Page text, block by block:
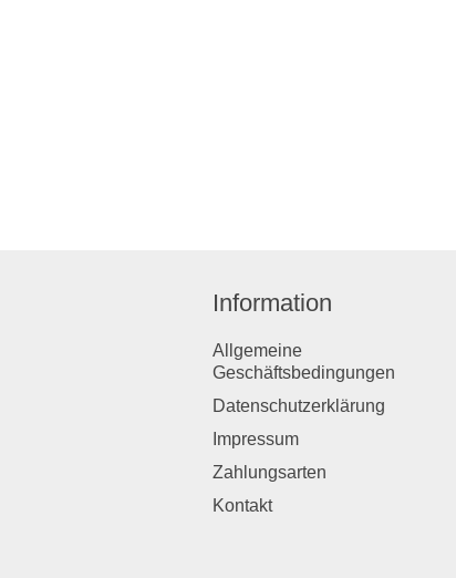
Information
Allgemeine
Geschäftsbedingungen
Datenschutzerklärung
Impressum
Zahlungsarten
Kontakt